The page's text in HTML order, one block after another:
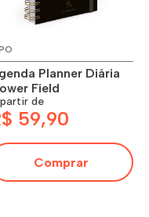
Planner Diária
Field
de
59,90
Comprar